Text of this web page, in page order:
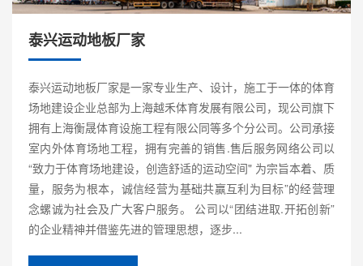
泰兴运动地板厂家
泰兴运动地板厂家是一家专业生产、设计，施工于一体的体育
场地建设企业总部为上海越禾体育发展有限公司，现公司旗下
拥有上海衡晟体育设施工程有限公同等多个分公司。公司承接
室内外体育场地工程，拥有完善的销售.售后服务网络公司以
“致力于体育场地建设，创造舒适的运动空间" 为宗旨本着、质
量，服务为根本，诚信经营为基础共赢互利为目标”的经营理
念螺诚为社会及广大客户服务。 公司以“团结进取.开拓创新”
的企业精神并借鉴先进的管理思想，逐步...